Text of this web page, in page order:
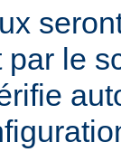
par le